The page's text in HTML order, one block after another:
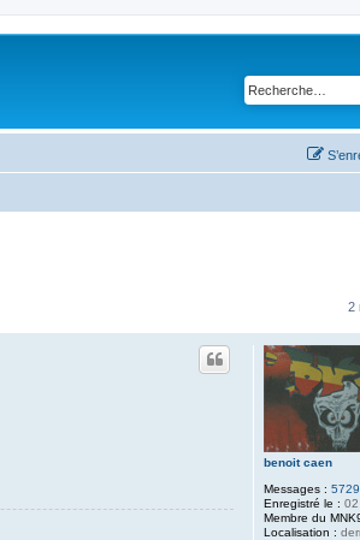
2
benoit caen
Messages : 5729
Enregistré le :
Membre du
Localisation :